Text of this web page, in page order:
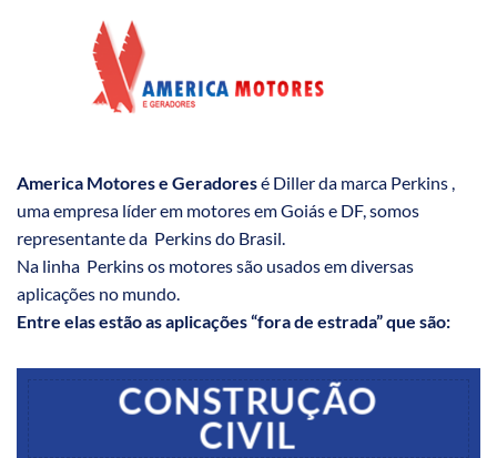
America Motores e Geradoresé Diller da marca Perkins ,
uma empresa líder em motores em Goiás e DF, somos
representante da Perkins do Brasil.
Na linha Perkins os motores são usados em diversas
aplicações no mundo.
Entre elas estão as aplicações “fora de estrada” que são:
CONSTRUÇÃO
CIVIL